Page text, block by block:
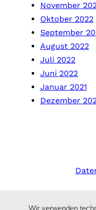
November
Oktober 2022
September
August 2022
Juli 2022
Juni 2022
Januar 2021
Dezember
Wir verwenden